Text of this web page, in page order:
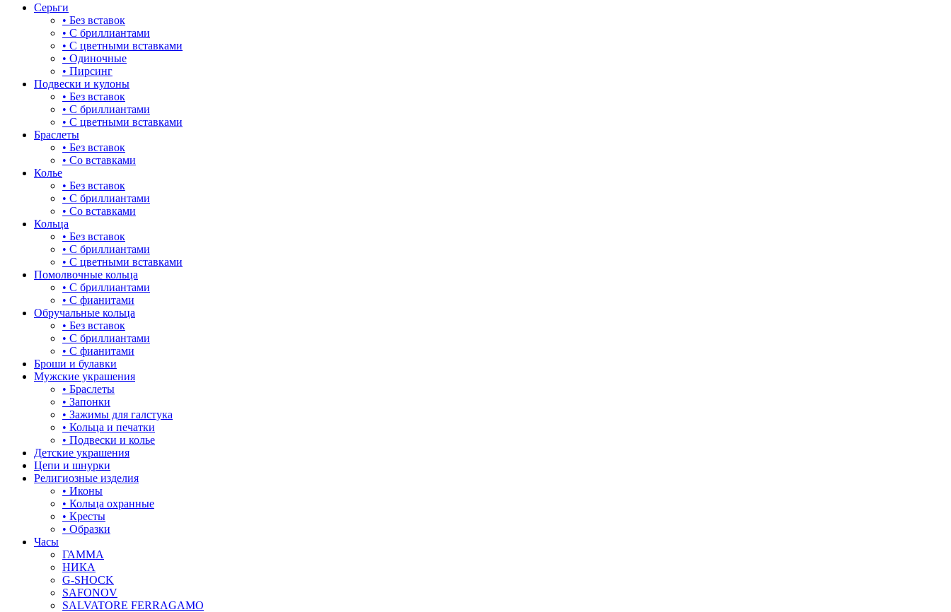
Серьги
• Без вставок
• С бриллиантами
• С цветными вставками
• Одиночные
• Пирсинг
Подвески и кулоны
• Без вставок
• С бриллиантами
• С цветными вставками
Браслеты
• Без вставок
• Со вставками
Колье
• Без вставок
• С бриллиантами
• Со вставками
Кольца
• Без вставок
• С бриллиантами
• С цветными вставками
Помолвочные кольца
• С бриллиантами
• С фианитами
Обручальные кольца
• Без вставок
• С бриллиантами
• С фианитами
Броши и булавки
Мужские украшения
• Браслеты
• Запонки
• Зажимы для галстука
• Кольца и печатки
• Подвески и колье
Детские украшения
Цепи и шнурки
Религиозные изделия
• Иконы
• Кольца охранные
• Кресты
• Образки
Часы
ГАММА
НИКА
G-SHOCK
SAFONOV
SALVATORE FERRAGAMO